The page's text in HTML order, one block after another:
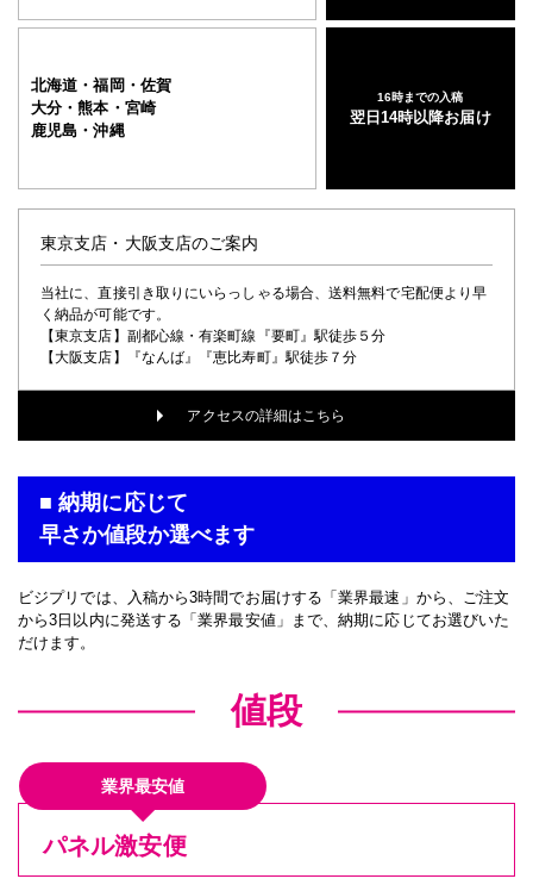
北海道・福岡・佐賀
大分・熊本・宮崎
鹿児島・沖縄
16時までの入稿
翌日14時以降お届け
東京支店・大阪支店のご案内
当社に、直接引き取りにいらっしゃる場合、送料無料で宅配便より早
く納品が可能です。
【東京支店】副都心線・有楽町線『要町』駅徒歩５分
【大阪支店】『なんば』『恵比寿町』駅徒歩７分
アクセスの詳細はこちら
■ 納期に応じて
早さか値段か選べます
ビジプリでは、入稿から3時間でお届けする「業界最速」から、ご注文
から3日以内に発送する「業界最安値」まで、納期に応じてお選びいた
だけます。
値段
業界最安値
パネル激安便